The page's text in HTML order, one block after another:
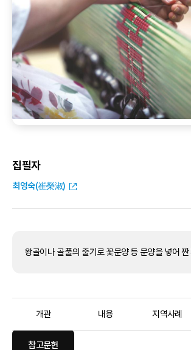
집필자
최영숙(崔榮淑)
왕골이나 골풀의 줄기로 꽃문양 등 문양을 넣어 짠
개관 내용 지역사례
참고문헌